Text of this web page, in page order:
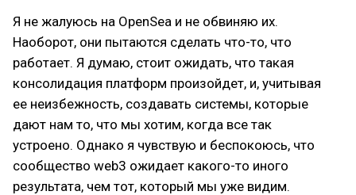
Я не жалуюсь на OpenSea и не обвиняю их.
Наоборот, они пытаются сделать что-то, что
работает. Я думаю, стоит ожидать, что такая
консолидация платформ произойдет, и, учитывая
ее неизбежность, создавать системы, которые
дают нам то, что мы хотим, когда все так
устроено. Однако я чувствую и беспокоюсь, что
сообщество web3 ожидает какого-то иного
результата, чем тот, который мы уже видим.